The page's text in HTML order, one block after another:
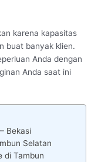
karena kapasitas
buat banyak klien.
Anda dengan
Anda saat ini
Bekasi
Selatan
di Tambun